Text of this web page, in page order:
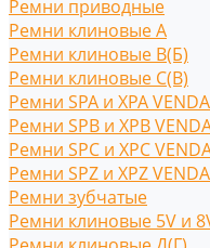
Ремни приводные
Ремни клиновые A
Ремни клиновые В(Б)
Ремни клиновые С(B)
Ремни SPA и XPA
Ремни SPB и XPB
Ремни SPC и XPC
Ремни SPZ и XPZ
Ремни зубчатые
Ремни клиновые 5V и